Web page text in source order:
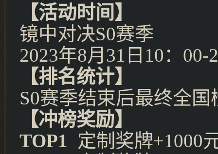
【活动时间】
镜中对决S0赛季
2023年8月31日10：00-
【排名统计】
S0赛季结束后最终全国
【冲榜奖励】
TOP1 定制奖牌+1000